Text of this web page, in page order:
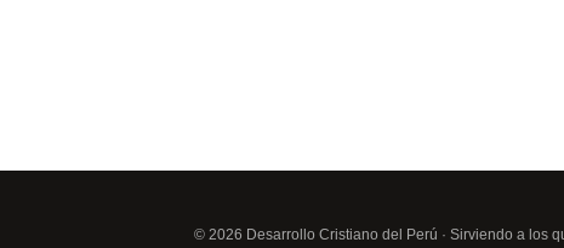
© 2026 Desarrollo Cristiano del Perú · Sirviendo a los